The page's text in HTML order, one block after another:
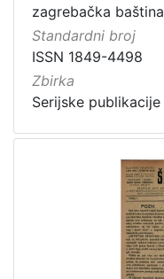
zagrebačka baština
Standardni broj
ISSN 1849-4498
Zbirka
Serijske publikacije